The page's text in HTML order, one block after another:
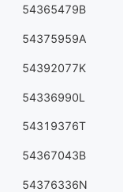
54365479B
54375959A
54392077K
54336990L
54319376T
54367043B
54376336N